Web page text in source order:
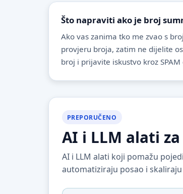
Što napraviti ako je broj
Ako vas zanima tko me zvao s
provjeru broja, zatim ne dijelite
broj i prijavite iskustvo kroz
PREPORUČENO
AI i LLM alati
AI i LLM alati koji pomažu
automatiziraju posao i